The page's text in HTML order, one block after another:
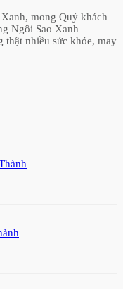
mong Quý khách
Ngôi Sao Xanh
thật nhiều sức khỏe, may